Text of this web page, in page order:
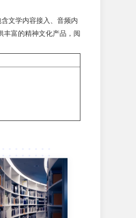
文学内容接入、音频内
丰富的精神文化产品，阅